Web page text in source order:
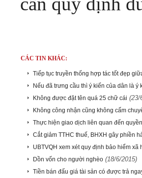
CÁC TIN KHÁC:
Tiếp tục truyền thống hợp tác tốt đẹp
Nếu đã trưng cầu thì ý kiến của dân là ý
Không được đặt tên quá 25 chữ cái (23/
Không công nhận cũng không cấm
Thực hiện giao dịch liên quan đến
Cắt giảm TTHC thuế, BHXH gây phiền
UBTVQH xem xét quy định bảo hiểm xã
Dồn vốn cho người nghèo (18/6/2015)
Tiền bán đấu giá tài sản có được trả